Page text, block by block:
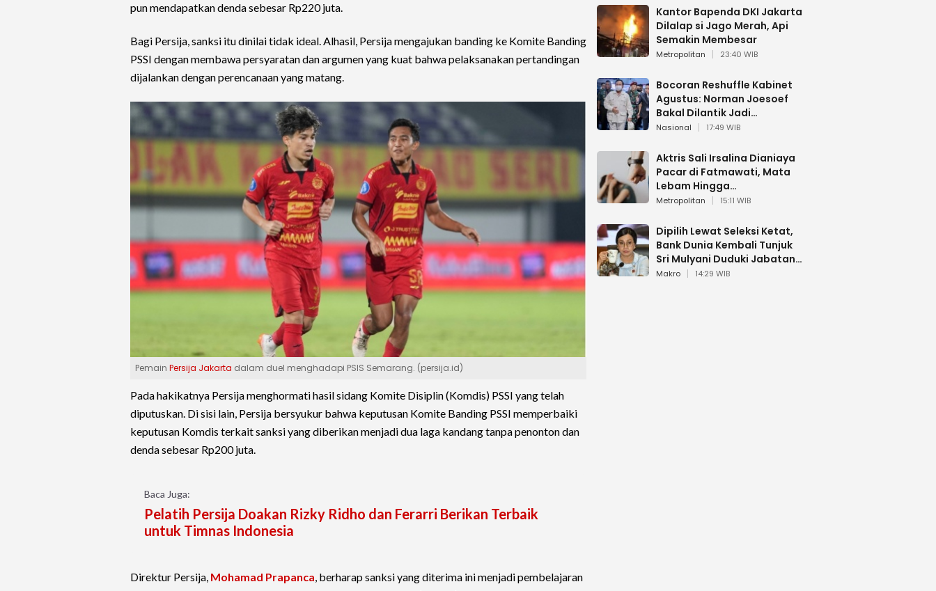
pun mendapatkan denda sebesar Rp220 juta.
Bagi Persija, sanksi itu dinilai tidak ideal. Alhasil, Persija mengajukan banding ke Komite Banding
PSSI dengan membawa persyaratan dan argumen yang kuat bahwa pelaksanakan pertandingan
dijalankan dengan perencanaan yang matang.
Pemain Persija Jakarta dalam duel menghadapi PSIS Semarang. (persija.id)
Pada hakikatnya Persija menghormati hasil sidang Komite Disiplin (Komdis) PSSI yang telah
diputuskan. Di sisi lain, Persija bersyukur bahwa keputusan Komite Banding PSSI memperbaiki
keputusan Komdis terkait sanksi yang diberikan menjadi dua laga kandang tanpa penonton dan
denda sebesar Rp200 juta.
Baca Juga:
Pelatih Persija Doakan Rizky Ridho dan Ferarri Berikan Terbaik
untuk Timnas Indonesia
Direktur Persija, Mohamad Prapanca, berharap sanksi yang diterima ini menjadi pembelajaran
Kantor Bapenda DKI Jakarta
Dilalap si Jago Merah, Api
Semakin Membesar
Metropolitan 23:40 WIB
Bocoran Reshuffle Kabinet
Agustus: Norman Joesoef
Bakal Dilantik Jadi
Wamenhan RI
Nasional 17:49 WIB
Aktris Sali Irsalina Dianiaya
Pacar di Fatmawati, Mata
Lebam Hingga
Diselamatkan Polantas
Metropolitan 15:11 WIB
Dipilih Lewat Seleksi Ketat,
Bank Dunia Kembali Tunjuk
Sri Mulyani Duduki Jabatan
Strategis
Makro 14:29 WIB